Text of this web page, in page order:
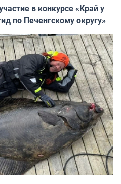
в конкурсе «Край у
по Печенгскому округу»